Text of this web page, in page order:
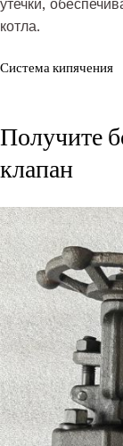
утечки,
котла.
Система кипячения
Получите
клапан